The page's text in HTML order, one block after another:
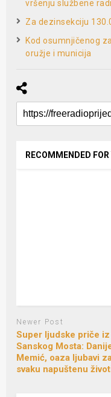
vršenju službene
Za dezinsekciju
Kod osumnjičenog
oružje i municija
RECOMMENDED FOR
Newer Post
Super ljudske priče iz
Sanskog Mosta:
Memić, oaza ljubavi
svaku napuštenu